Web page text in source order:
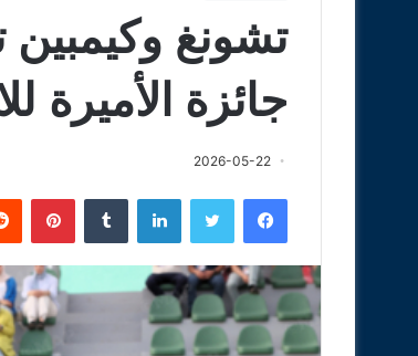
تشونغ
جائزة الأميرة
2026-05-22
فيسبوك لينكدإن بينتيريست